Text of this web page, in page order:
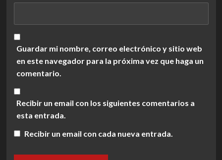
Guardar mi nombre, correo electrónico y sitio web
en este navegador para la próxima vez que haga un
comentario.
Recibir un email con los siguientes comentarios a
esta entrada.
Recibir un email con cada nueva entrada.